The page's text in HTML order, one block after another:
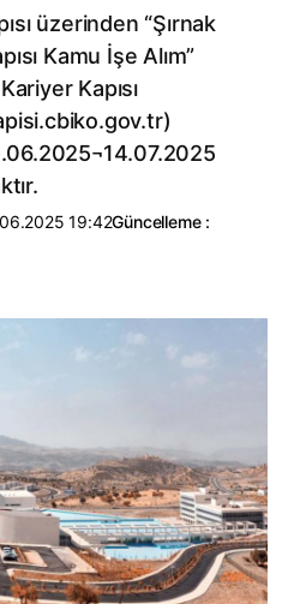
üzerinden “Şırnak
Kamu İşe Alım”
Kapısı
19:42Güncelleme :